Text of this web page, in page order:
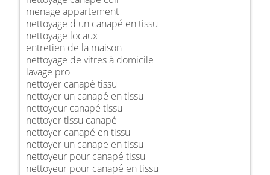
menage appartement
nettoyage d un canapé en tissu
nettoyage locaux
entretien de la maison
nettoyage de vitres à domicile
lavage pro
nettoyer canapé tissu
nettoyer un canapé en tissu
nettoyeur canapé tissu
nettoyer tissu canapé
nettoyer canapé en tissu
nettoyer un canape en tissu
nettoyeur pour canapé tissu
nettoyeur pour canapé en tissu